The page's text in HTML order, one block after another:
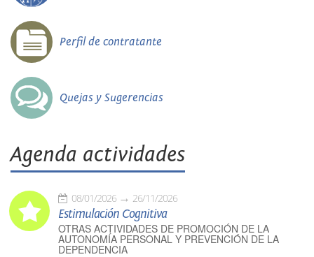
Perfil de contratante
Quejas y Sugerencias
Agenda actividades
08/01/2026 26/11/2026
Estimulación Cognitiva
OTRAS ACTIVIDADES DE PROMOCIÓN DE LA
AUTONOMÍA PERSONAL Y PREVENCIÓN DE LA
DEPENDENCIA